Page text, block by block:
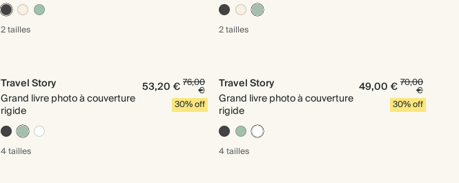
2 tailles 2 tailles
Travel Story
Grand livre photo à couverture
rigide
53,20 €76,00
€
30% off
4 tailles
Travel Story
Grand livre photo à couverture
rigide
49,00 €70,00
€
30% off
4 tailles